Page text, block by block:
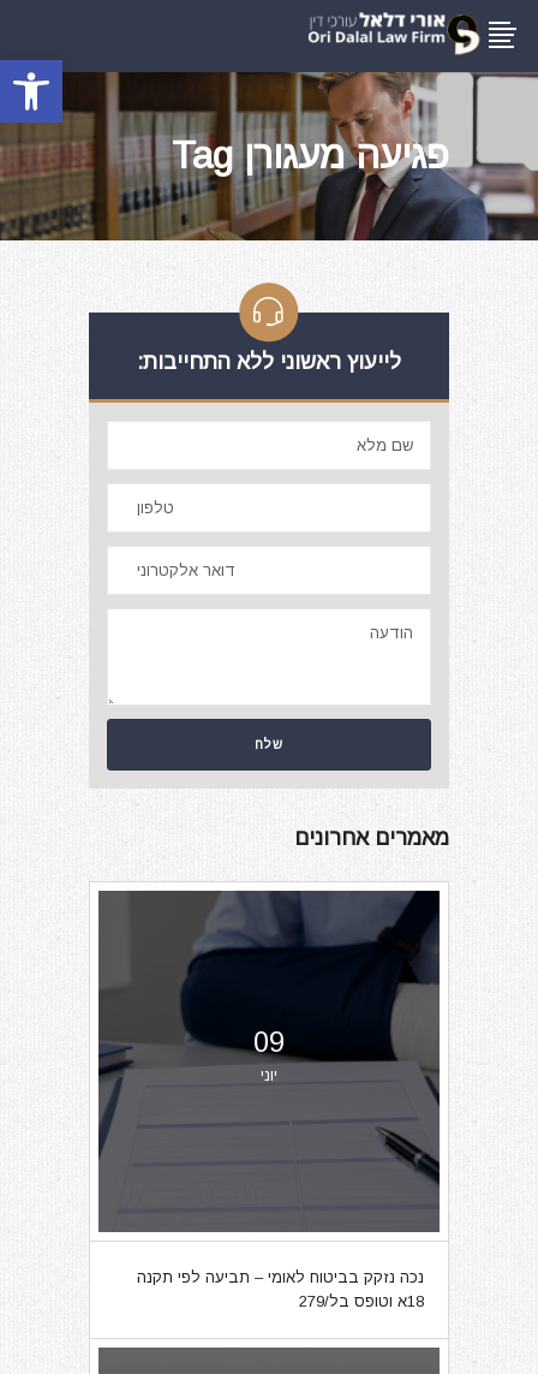
פתח
פגיעה מעגורן Tag
לייעוץ ראשוני ללא התחייבות:
מאמרים אחרונים
09
יוני
נכה נזקק בביטוח לאומי – תביעה לפי תקנה
18א וטופס בל/279